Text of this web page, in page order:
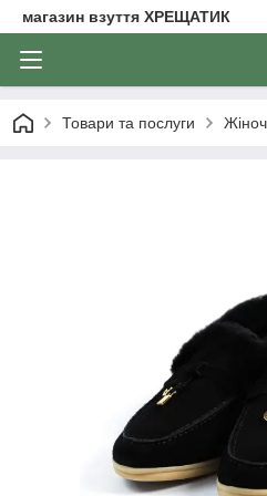
магазин взуття ХРЕЩАТИК
Товари та послуги